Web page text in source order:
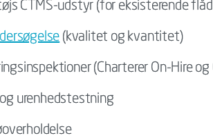
CTMS-udstyr (for eksisterende
(kvalitet og kvantitet)
(Charterer On-Hire
urenhedstestning